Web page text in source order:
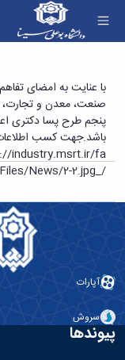
دانشکده
درباره
دانشکده
تاریخچه
ریاست
دانشکده
روسای
تماس
سازمان
دانشکده
معاونت
آموزشی
آموزش
دوره
کارشناسی
فرم
ها
و
آموزشی
تحصیلات
تکمیلی
فرم
ها
پژوهش
هفته
پژوهش
کارگاه ها
آزمایشگاه
عمران
مکانیک
گروه
اساتید
اساتید
دانشکده
بازنشسته
های
آموزشی
های
مواد
عمران
مهندسی
تفاهم نامه
تجارت و وزارت
خصوص طرح
مهندسی
با عنایت به امضای
صنعت، معدن و
پنجم طرح پسا دکتری
باشد.جهت کسب
industry.msrt.ir/fa
/_JRS/Files/News/2-2.jpg
آپارات
سروش
پیوندها